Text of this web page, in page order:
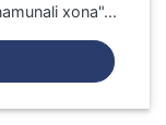
xona"...